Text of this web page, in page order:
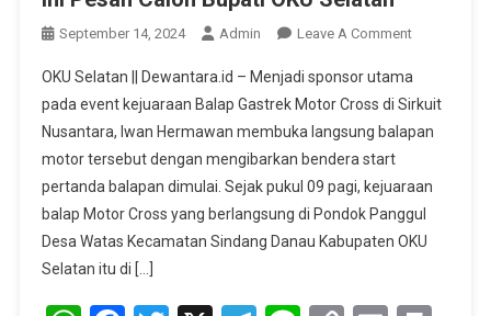
September 14, 2024 Admin Leave A CommentOn
Sponsor
Utama
Pada
Motor
Cross
Di
Ini
OKU Selatan || Dewantara.id – Menjadi sponsor utama
pada event kejuaraan Balap Gastrek Motor Cross di Sirkuit
Nusantara, Iwan Hermawan membuka langsung balapan
motor tersebut dengan mengibarkan bendera start
pertanda balapan dimulai. Sejak pukul 09 pagi, kejuaraan
balap Motor Cross yang berlangsung di Pondok Panggul
Desa Watas Kecamatan Sindang Danau Kabupaten OKU
Selatan itu di […]